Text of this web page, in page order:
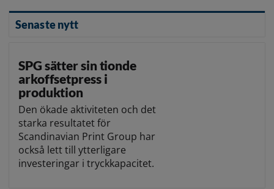
Senaste nytt
SPG sätter sin tionde
arkoffsetpress i
produktion
Den ökade aktiviteten och det
starka resultatet för
Scandinavian Print Group har
också lett till ytterligare
investeringar i tryckkapacitet.